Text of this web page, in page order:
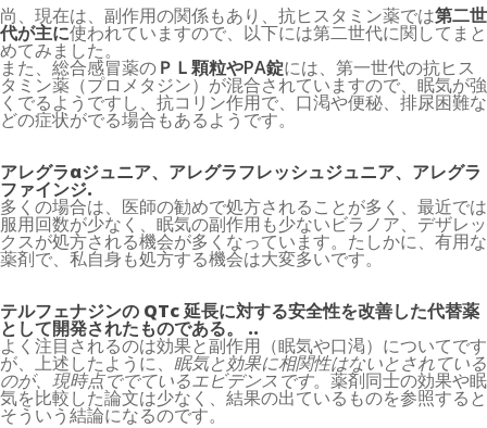
尚、現在は、副作用の関係もあり、抗ヒスタミン薬では第二世
代が主に使われていますので、以下には第二世代に関してまと
めてみました。
また、総合感冒薬のＰＬ顆粒やPA錠には、第一世代の抗ヒス
タミン薬（プロメタジン）が混合されていますので、眠気が強
くでるようですし、抗コリン作用で、口渇や便秘、排尿困難な
どの症状がでる場合もあるようです。
アレグラαジュニア、アレグラフレッシュジュニア、アレグラ
ファインジ.
多くの場合は、医師の勧めで処方されることが多く、最近では
服用回数が少なく、眠気の副作用も少ないビラノア、デザレッ
クスが処方される機会が多くなっています。たしかに、有用な
薬剤で、私自身も処方する機会は大変多いです。
テルフェナジンの QTc 延長に対する安全性を改善した代替薬
として開発されたものである。 ..
よく注目されるのは効果と副作用（眠気や口渇）についてです
が、上述したように、 眠気と効果に相関性はないとされている
のが、現時点ででているエビデンスです。薬剤同士の効果や眠
気を比較した論文は少なく、結果の出ているものを参照すると
そういう結論になるのです。